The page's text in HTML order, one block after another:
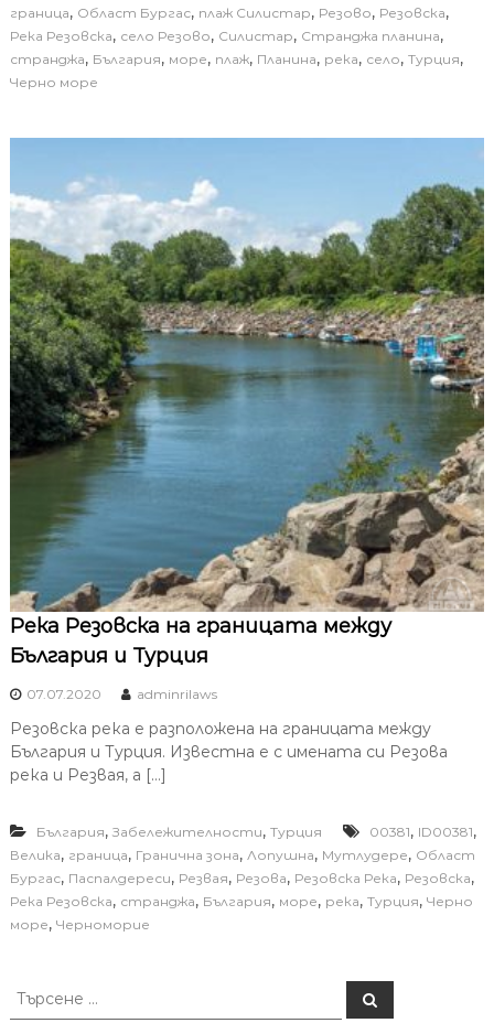
граница, Област Бургас, плаж Силистар, Резово, Резовска,
Река Резовска, село Резово, Силистар, Странджа планина,
странджа, България, море, плаж, Планина, река, село, Турция,
Черно море
Река Резовска на границата между
България и Турция
07.07.2020 adminrilaws
Резовска река е разположена на границата между
България и Турция. Известна е с имената си Резова
река и Резвая, а […]
България, Забележителности, Турция 00381, ID00381,
Велика, граница, Гранична зона, Лопушна, Мутлудере, Област
Бургас, Паспалдереси, Резвая, Резова, Резовска Река, Резовска,
Река Резовска, странджа, България, море, река, Турция, Черно
море, Черноморие
Т
Т
ъ